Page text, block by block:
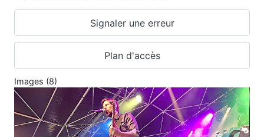
Signaler une erreur
Plan d'accès
Images (8)